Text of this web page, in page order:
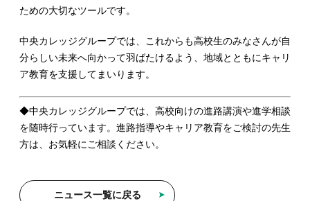
ための大切なツールです。
中央カレッジグループでは、これからも高校生のみなさんが自
分らしい未来へ向かって羽ばたけるよう、地域とともにキャリ
ア教育を支援してまいります。
◆中央カレッジグループでは、高校向けの進路講演や進学相談
を随時行っています。進路指導やキャリア教育をご検討の先生
方は、お気軽にご相談ください。
ニュース一覧に戻る